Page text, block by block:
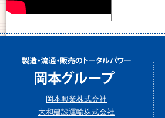
岡本興業株式会社
大和建設運輸株式会社